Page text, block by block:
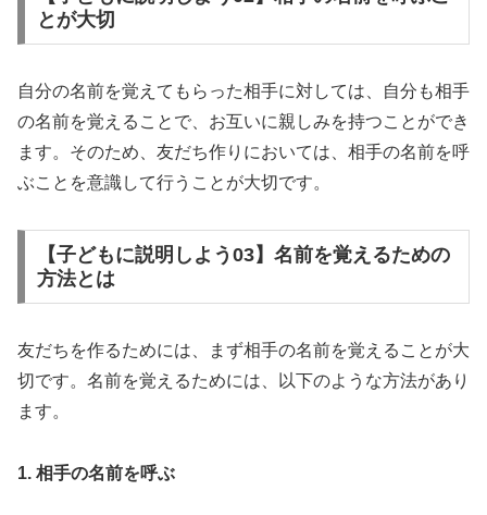
とが大切
自分の名前を覚えてもらった相手に対しては、自分も相手
の名前を覚えることで、お互いに親しみを持つことができ
ます。そのため、友だち作りにおいては、相手の名前を呼
ぶことを意識して行うことが大切です。
【子どもに説明しよう03】名前を覚えるための
方法とは
友だちを作るためには、まず相手の名前を覚えることが大
切です。名前を覚えるためには、以下のような方法があり
ます。
1. 相手の名前を呼ぶ